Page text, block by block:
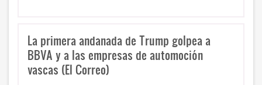
La primera andanada de Trump golpea a
BBVA y a las empresas de automoción
vascas (El Correo)